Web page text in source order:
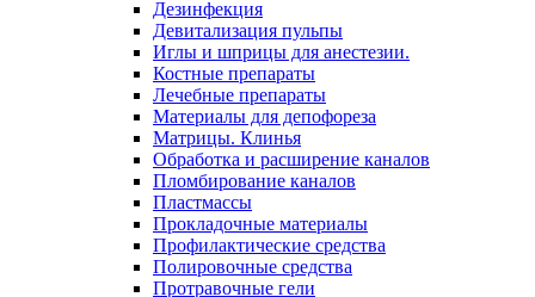
Дезинфекция
Девитализация пульпы
Иглы и шприцы для анестезии.
Костные препараты
Лечебные препараты
Материалы для депофореза
Матрицы. Клинья
Обработка и расширение каналов
Пломбирование каналов
Пластмассы
Прокладочные материалы
Профилактические средства
Полировочные средства
Протравочные гели